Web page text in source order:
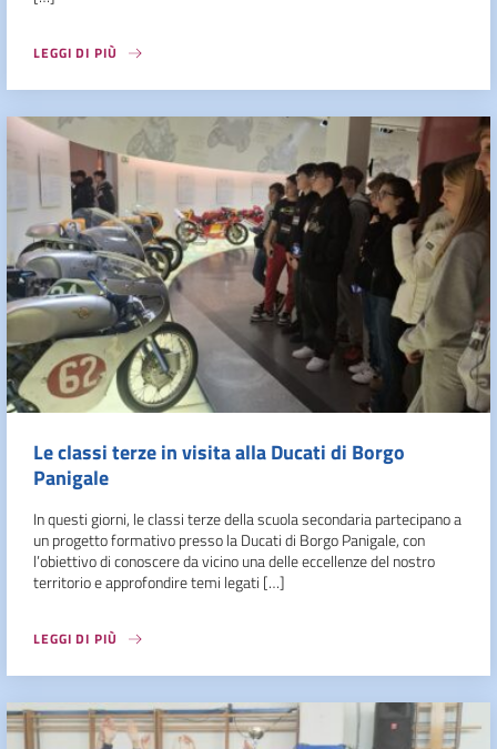
LEGGI DI PIÙ
Le classi terze in visita alla Ducati di Borgo
Panigale
In questi giorni, le classi terze della scuola secondaria partecipano a
un progetto formativo presso la Ducati di Borgo Panigale, con
l’obiettivo di conoscere da vicino una delle eccellenze del nostro
territorio e approfondire temi legati […]
LEGGI DI PIÙ